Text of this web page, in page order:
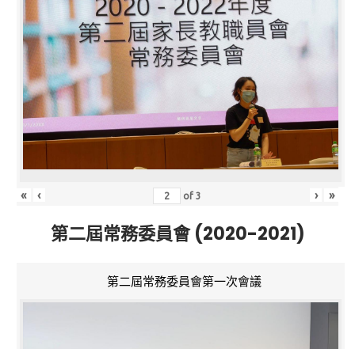
« ‹ of3 › »
第二屆常務委員會 (2020-2021)
第二屆常務委員會第一次會議